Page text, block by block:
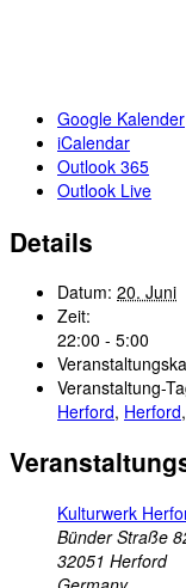
Google Kalender
iCalendar
Outlook 365
Outlook Live
Details
Datum: 20. Juni
Zeit:
22:00 - 5:00
Veranstaltung-
Herford, Herford,
Kulturwerk
Bünder Straße
32051 Herford